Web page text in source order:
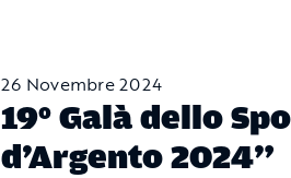
26 Novembre 2024
19° Galà dello
d’Argento 2024”